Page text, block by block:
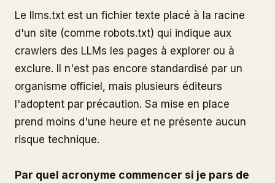
Le llms.txt est un fichier texte placé à la racine
d'un site (comme robots.txt) qui indique aux
crawlers des LLMs les pages à explorer ou à
exclure. Il n'est pas encore standardisé par un
organisme officiel, mais plusieurs éditeurs
l'adoptent par précaution. Sa mise en place
prend moins d'une heure et ne présente aucun
risque technique.
Par quel acronyme commencer si je pars de